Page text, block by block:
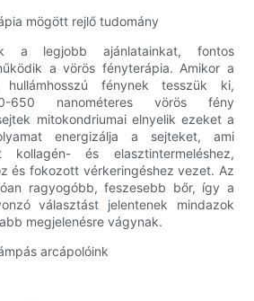
mögött rejlő tudomány
a legjobb ajánlatainkat, fontos
a vörös fényterápia. Amikor a
hullámhosszú fénynek tesszük ki,
650 nanométeres vörös fény
mitokondriumai elnyelik ezeket a
energizálja a sejteket, ami
kollagén- és elasztintermeléshez,
és fokozott vérkeringéshez vezet. Az
ragyogóbb, feszesebb bőr, így a
választást jelentenek mindazok
megjelenésre vágynak.
arcápolóink